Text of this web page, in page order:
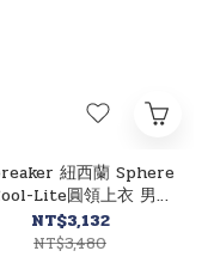
紐西蘭 Sphere
Lite圓領上衣 男款
(藍色) 10IB0A57F8
NT$3,132
NT$3,480